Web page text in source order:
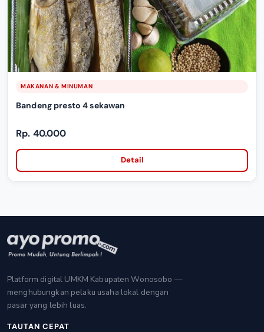
MAKANAN & MINUMAN
Bandeng presto 4 sekawan
Rp. 40.000
Detail
Platform digital UMKM Kabupaten Wonosobo —
menghubungkan pelaku usaha lokal dengan
pasar yang lebih luas.
TAUTAN CEPAT